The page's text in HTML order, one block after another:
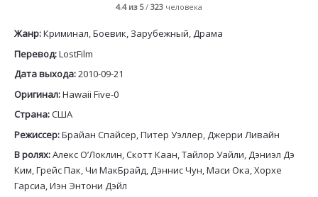
4.4из 5/ 323 человека
Жанр:Криминал, Боевик, Зарубежный, Драма
Перевод:LostFilm
Дата выхода:2010-09-21
Оригинал:Hawaii Five-0
Страна:США
Режиссер:Брайан Спайсер, Питер Уэллер, Джерри Ливайн
В ролях:Алекс О’Локлин, Скотт Каан, Тайлор Уайли, Дэниэл Дэ
Ким, Грейс Пак, Чи МакБрайд, Дэннис Чун, Маси Ока, Хорхе
Гарсиа, Иэн Энтони Дэйл